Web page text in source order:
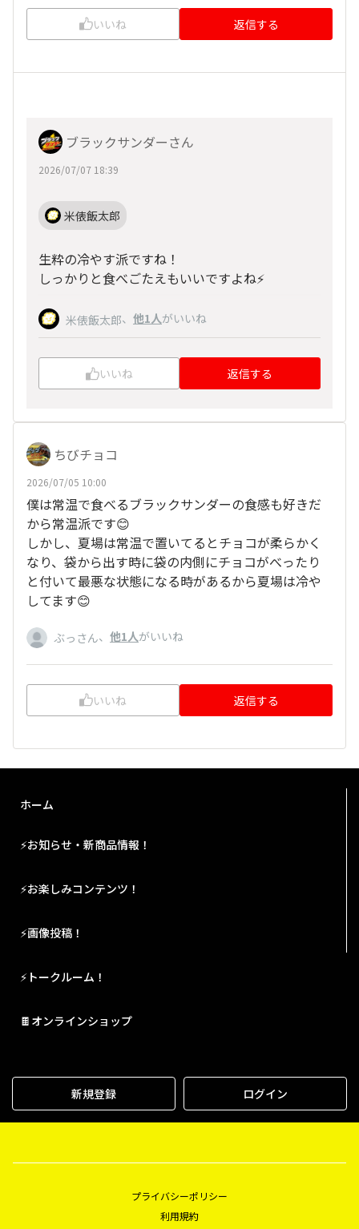
いいね 返信する
ブラックサンダーさん
2026/07/07 18:39
米俵飯太郎
生粋の冷やす派ですね！
しっかりと食べごたえもいいですよね⚡
米俵飯太郎、 他1人がいいね
いいね 返信する
ちびチョコ
2026/07/05 10:00
僕は常温で食べるブラックサンダーの食感も好きだ
から常温派です😊
しかし、夏場は常温で置いてるとチョコが柔らかく
なり、袋から出す時に袋の内側にチョコがべったり
と付いて最悪な状態になる時があるから夏場は冷や
してます😊
ぶっさん、 他1人がいいね
いいね 返信する
ホーム
⚡お知らせ・新商品情報！
⚡お楽しみコンテンツ！
⚡画像投稿！
⚡トークルーム！
🍫オンラインショップ
新規登録 ログイン
プライバシーポリシー
利用規約